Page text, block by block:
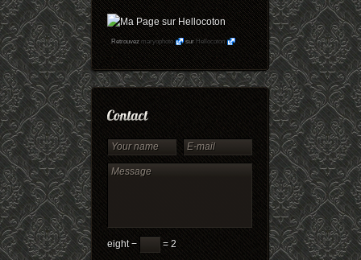
Retrouvezmaryophoto surHellocoton
eight − = 2